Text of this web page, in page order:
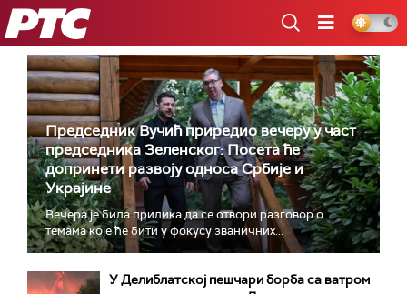
РТС
Председник Вучић приредио вечеру у част
председника Зеленског: Посета ће
допринети развоју односа Србије и
Украјине
Вечера је била прилика да се отвори разговор о
темама које ће бити у фокусу званичних...
У Делиблатској пешчари борба са ватром